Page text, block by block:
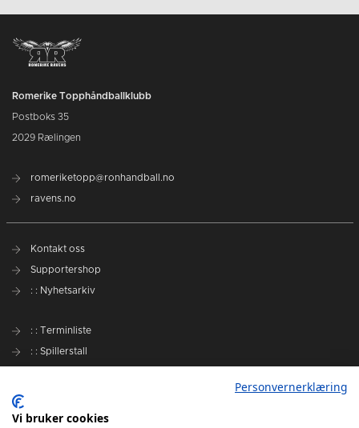
Romerike Topphåndballklubb
Postboks 35
2029 Rælingen
romeriketopp@ronhandball.no
ravens.no
Kontakt oss
Supportershop
: : Nyhetsarkiv
: : Terminliste
: : Spillerstall
: : Samarbeidspartnere
Personvernerklæring
Vi bruker cookies